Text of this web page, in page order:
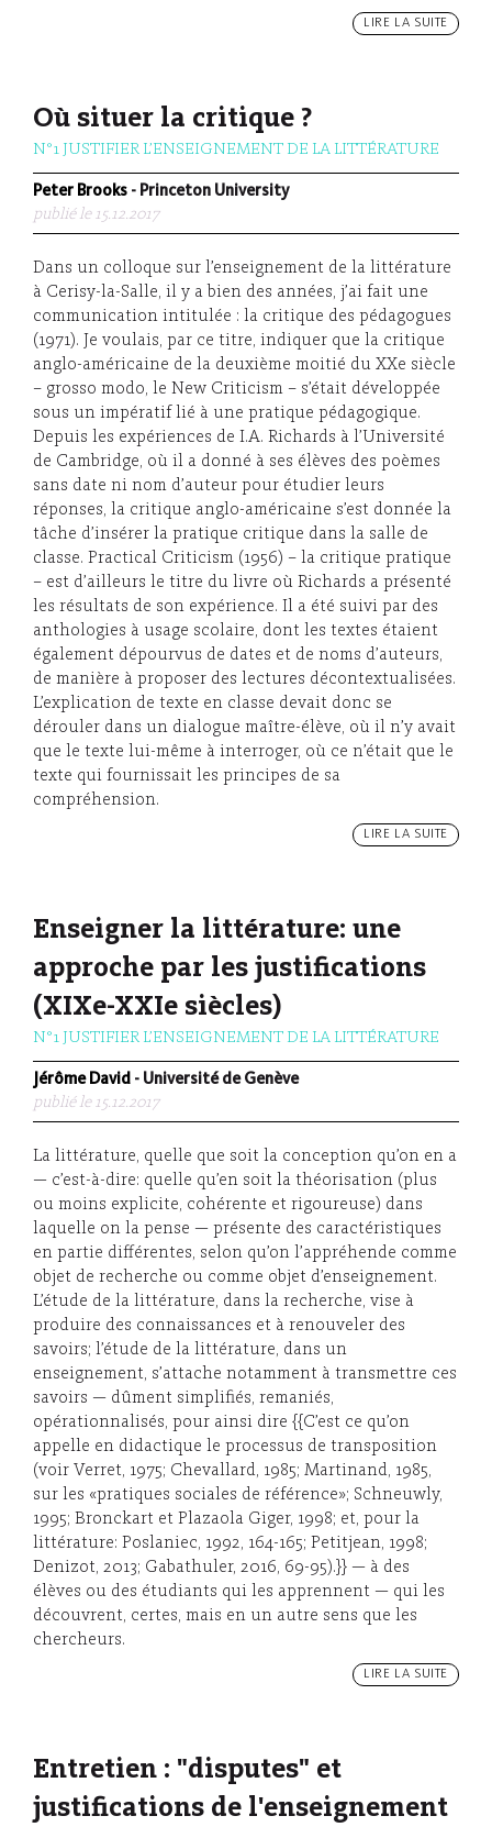
LIRE LA SUITE
Où situer la critique ?
N°1 JUSTIFIER L’ENSEIGNEMENT DE LA LITTÉRATURE
Peter Brooks - Princeton University
publié le 15.12.2017
Dans un colloque sur l’enseignement de la littérature
à Cerisy-la-Salle, il y a bien des années, j’ai fait une
communication intitulée : la critique des pédagogues
(1971). Je voulais, par ce titre, indiquer que la critique
anglo-américaine de la deuxième moitié du XXe siècle
– grosso modo, le New Criticism – s’était développée
sous un impératif lié à une pratique pédagogique.
Depuis les expériences de I.A. Richards à l’Université
de Cambridge, où il a donné à ses élèves des poèmes
sans date ni nom d’auteur pour étudier leurs
réponses, la critique anglo-américaine s’est donnée la
tâche d’insérer la pratique critique dans la salle de
classe. Practical Criticism (1956) – la critique pratique
– est d’ailleurs le titre du livre où Richards a présenté
les résultats de son expérience. Il a été suivi par des
anthologies à usage scolaire, dont les textes étaient
également dépourvus de dates et de noms d’auteurs,
de manière à proposer des lectures décontextualisées.
L’explication de texte en classe devait donc se
dérouler dans un dialogue maître-élève, où il n’y avait
que le texte lui-même à interroger, où ce n’était que le
texte qui fournissait les principes de sa
compréhension.
LIRE LA SUITE
Enseigner la littérature: une
approche par les justifications
(XIXe-XXIe siècles)
N°1 JUSTIFIER L’ENSEIGNEMENT DE LA LITTÉRATURE
Jérôme David - Université de Genève
publié le 15.12.2017
La littérature, quelle que soit la conception qu’on en a
— c’est-à-dire: quelle qu’en soit la théorisation (plus
ou moins explicite, cohérente et rigoureuse) dans
laquelle on la pense — présente des caractéristiques
en partie différentes, selon qu’on l’appréhende comme
objet de recherche ou comme objet d’enseignement.
L’étude de la littérature, dans la recherche, vise à
produire des connaissances et à renouveler des
savoirs; l’étude de la littérature, dans un
enseignement, s’attache notamment à transmettre ces
savoirs — dûment simplifiés, remaniés,
opérationnalisés, pour ainsi dire {{C’est ce qu’on
appelle en didactique le processus de transposition
(voir Verret, 1975; Chevallard, 1985; Martinand, 1985,
sur les «pratiques sociales de référence»; Schneuwly,
1995; Bronckart et Plazaola Giger, 1998; et, pour la
littérature: Poslaniec, 1992, 164-165; Petitjean, 1998;
Denizot, 2013; Gabathuler, 2016, 69-95).}} — à des
élèves ou des étudiants qui les apprennent — qui les
découvrent, certes, mais en un autre sens que les
chercheurs.
LIRE LA SUITE
Entretien : "disputes" et
justifications de l'enseignement